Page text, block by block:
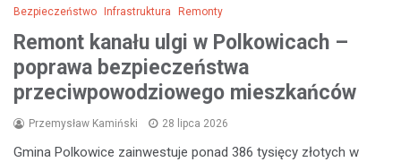
Bezpieczeństwo Infrastruktura Remonty
Remont kanału ulgi w Polkowicach –
poprawa bezpieczeństwa
przeciwpowodziowego mieszkańców
Przemysław Kamiński 28 lipca 2026
Gmina Polkowice zainwestuje ponad 386 tysięcy złotych w